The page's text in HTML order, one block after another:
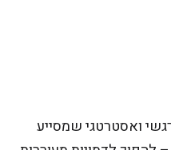
ואסטרטגי שמסייע